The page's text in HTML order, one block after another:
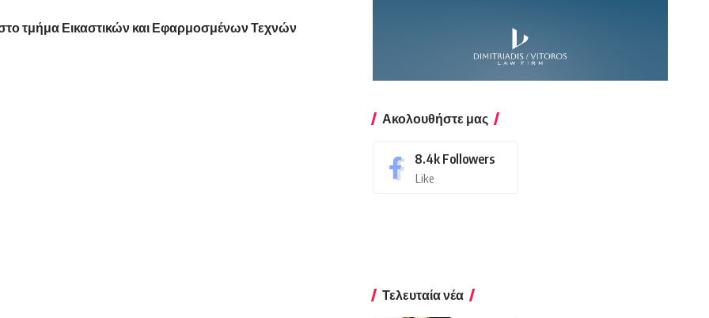
τμήμα Εικαστικών και Εφαρμοσμένων Τεχνών
Ακολουθήστε μας
8.4k Followers
Like
Τελευταία νέα